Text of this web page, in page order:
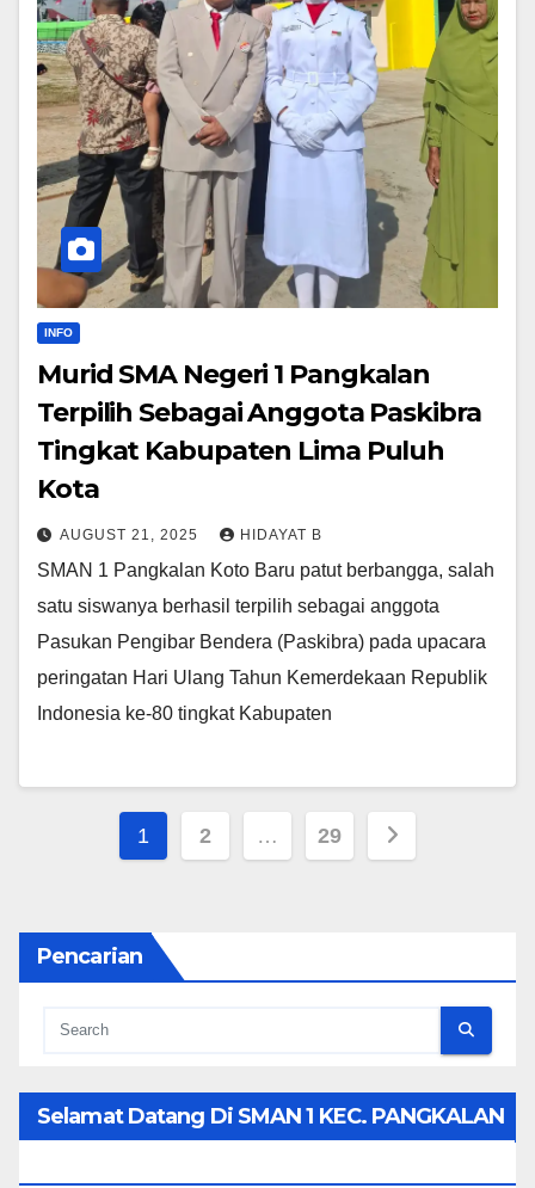
INFO
Murid SMA Negeri 1 Pangkalan
Terpilih Sebagai Anggota Paskibra
Tingkat Kabupaten Lima Puluh
Kota
AUGUST 21, 2025 HIDAYAT B
SMAN 1 Pangkalan Koto Baru patut berbangga, salah
satu siswanya berhasil terpilih sebagai anggota
Pasukan Pengibar Bendera (Paskibra) pada upacara
peringatan Hari Ulang Tahun Kemerdekaan Republik
Indonesia ke-80 tingkat Kabupaten
Posts
1 2 … 29
Pencarian
Selamat Datang Di SMAN 1 KEC. PANGKALAN